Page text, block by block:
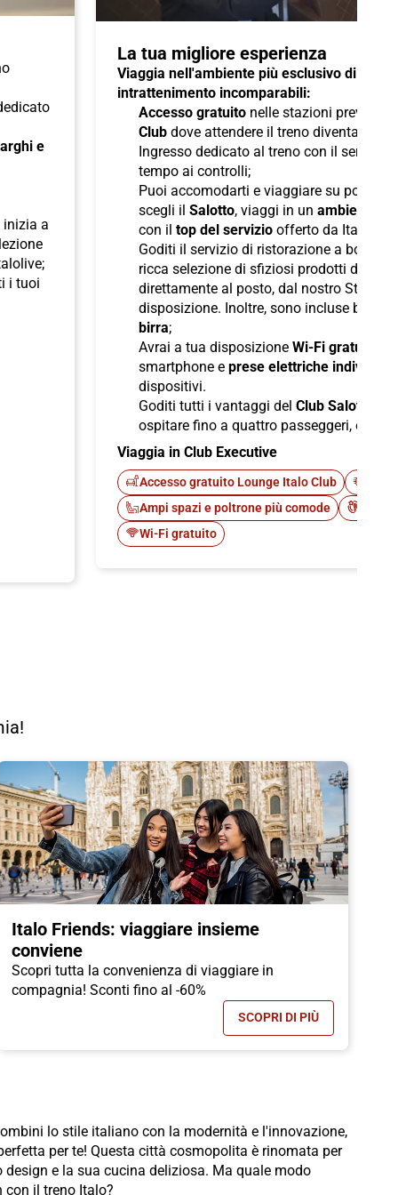
e
inizia a
i tuoi
La tua migliore esperienza
Viaggia nell'ambiente più esclusivo di Italo
intrattenimento incomparabili:
Accesso gratuito nelle stazioni previste
Club dove attendere il treno diventa un
Ingresso dedicato al treno con il servizio
tempo ai controlli;
Puoi accomodarti e viaggiare su poltrone
scegli il Salotto, viaggi in un ambiente
con il top del servizio offerto da Italo;
Goditi il servizio di ristorazione a bordo
ricca selezione di sfiziosi prodotti di
direttamente al posto, dal nostro Staff di
disposizione. Inoltre, sono incluse
birra;
Avrai a tua disposizione Wi-Fi gratuito
smartphone e prese elettriche individuali
dispositivi.
Goditi tutti i vantaggi del Club Salotto
ospitare fino a quattro passeggeri,
Viaggia in Club Executive
Accesso gratuito Lounge Italo Club
Ampi spazi e poltrone più comode
Wi-Fi gratuito
RISPARMIA SUI TUOI VIAGGI
Italo Friends: viaggiare insieme
conviene
Scopri tutta la convenienza di viaggiare in
compagnia! Sconti fino al -60%
SCOPRI DI PIÙ- ITALO FRIENDS:
lo stile italiano con la modernità e l'innovazione,
per te! Questa città cosmopolita è rinomata per
e la sua cucina deliziosa. Ma quale modo
con il treno Italo?